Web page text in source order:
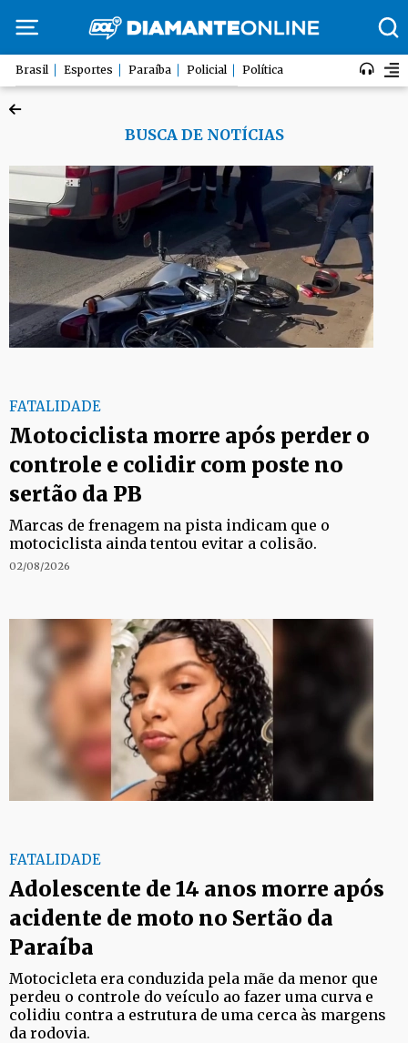
Brasil Esportes Paraíba Policial Política
BUSCA DE NOTÍCIAS
FATALIDADE
Motociclista morre após perder o
controle e colidir com poste no
sertão da PB
Marcas de frenagem na pista indicam que o
motociclista ainda tentou evitar a colisão.
02/08/2026
FATALIDADE
Adolescente de 14 anos morre após
acidente de moto no Sertão da
Paraíba
Motocicleta era conduzida pela mãe da menor que
perdeu o controle do veículo ao fazer uma curva e
colidiu contra a estrutura de uma cerca às margens
da rodovia.